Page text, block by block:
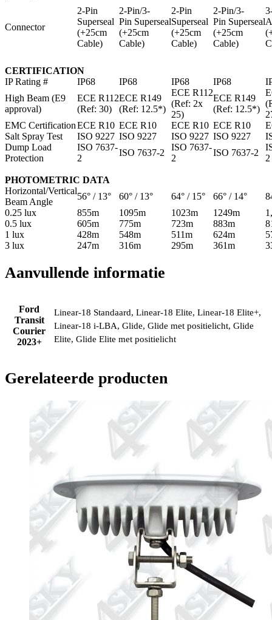
Connector
2-Pin
Superseal
(+25cm
Cable)
2-Pin/3-
Pin Superseal
(+25cm
Cable)
2-Pin
Superseal
(+25cm
Cable)
2-Pin/3-
Pin Superseal
(+25cm
Cable)
CERTIFICATION
IP Rating #
IP68 IP68 IP68 IP68
High Beam (E9
approval)
ECE R112
(Ref: 30)
ECE R149
(Ref: 12.5*)
ECE R112
(Ref: 2x
25)
ECE R149
(Ref: 12.5*)
EMC CertificationECE R10 ECE R10 ECE R10 ECE R10
Salt Spray Test
ISO 9227 ISO 9227 ISO 9227 ISO 9227
Dump Load
Protection
ISO 7637-
2
ISO 7637-2
ISO 7637-
2
ISO 7637-2
2
PHOTOMETRIC DATA
Horizontal/Vertical
Beam Angle
56° / 13° 60° / 13° 64° / 15° 66° / 14°
0.25 lux
855m 1095m 1023m 1249m
0.5 lux
605m 775m 723m 883m
1 lux
428m 548m 511m 624m
3 lux
247m 316m 295m 361m
Aanvullende informatie
Ford
Transit
Courier
2023+
Linear-18 Standaard, Linear-18 Elite, Linear-18 Elite+,
Linear-18 i-LBA, Glide, Glide met positielicht, Glide
Elite, Glide Elite met positielicht
Gerelateerde producten